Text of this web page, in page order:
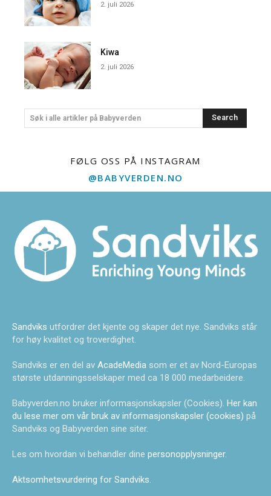
2. juli 2026
Kiwa
2. juli 2026
Søk i alle artikler på Babyverden Search
FØLG OSS PÅ INSTAGRAM
@BABYVERDEN.NO
Sandviks utfordrer det kjente og skaper det nye. Sandviks står
for høy kvalitet og troverdighet.
Sandviks er en del av AcadeMedia som er et av Nord-Europas
største utdanningsselskaper med ca 18 000 medarbeidere.
Babyverden.no bruker informasjonskapsler (Cookies). Her kan
du lese mer om vår bruk av informasjonskapsler (cookies) på
Sandviks og Babyverden sine siter.
Les om hvordan vi behandler dine personopplysninger.
Aktsomhetsvurdering for Sandviks.